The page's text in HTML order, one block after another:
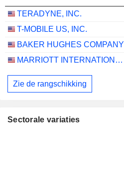
TERADYNE, INC.
T-MOBILE US, INC.
BAKER HUGHES COMPANY
MARRIOTT INTERNATIONAL, INC.
Zie de rangschikking
Sectorale variaties